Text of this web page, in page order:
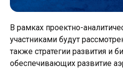
В рамках проектно-
участниками будут
также стратегии развития и
обеспечивающих развитие